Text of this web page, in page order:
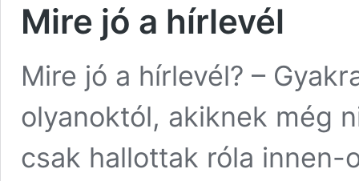
Mire jó a hírlevél
Mire jó a hírlevél? –
olyanoktól, akiknek még
csak hallottak róla innen-